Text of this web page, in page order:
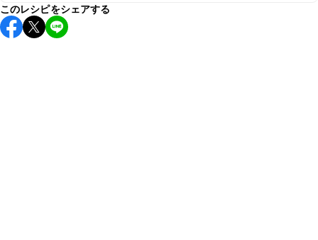
こちらのレシピは出来たてをお召し上がりいただくことをお
すすめします。
このレシピをシェアする